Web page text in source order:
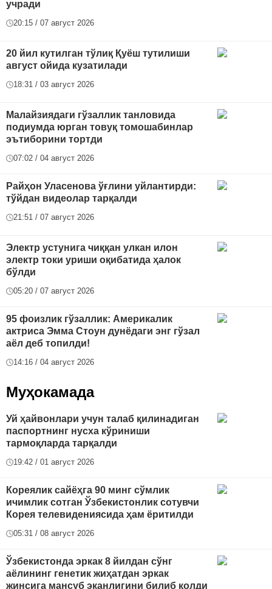
учради
20:15 / 07 август 2026
20 йил кутилган тўлиқ Қуёш тутилиши
август ойида кузатилади
18:31 / 03 август 2026
Малайзиядаги гўзаллик танловида
подиумда юрган товуқ томошабинлар
эътиборини тортди
07:02 / 04 август 2026
Райҳон Уласенова ўғлини уйлантирди:
тўйдан видеолар тарқалди
21:51 / 07 август 2026
Электр устунига чиққан улкан илон
электр токи уриши оқибатида ҳалок
бўлди
05:20 / 07 август 2026
95 фоизлик гўзаллик: Америкалик
актриса Эмма Стоун дунёдаги энг гўзал
аёл деб топилди!
14:16 / 04 август 2026
Муҳокамада
Уй ҳайвонлари учун талаб қилинадиган
паспортнинг нусха кўриниши
тармоқларда тарқалди
19:42 / 01 август 2026
Кореялик сайёҳга 90 минг сўмлик
ичимлик сотган Ўзбекистонлик сотувчи
Корея телевидениясида ҳам ёритилди
05:31 / 08 август 2026
Ўзбекистонда эркак 8 йилдан сўнг
аёлининг генетик жиҳатдан эркак
жинсига мансуб эканлигини билиб қолди